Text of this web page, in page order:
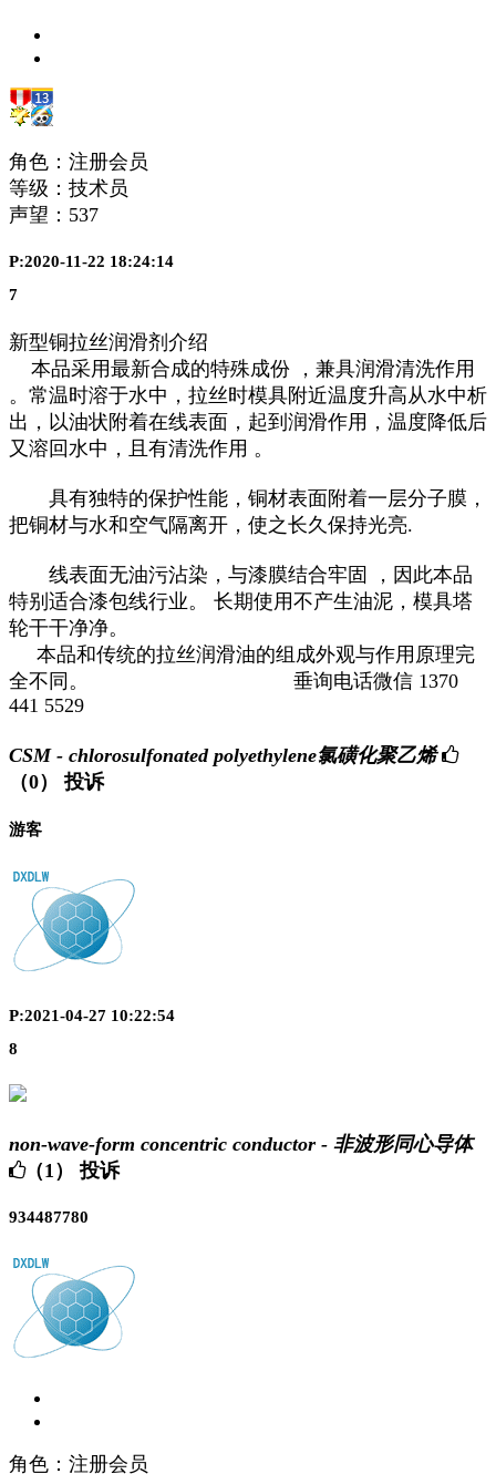
角色：注册会员
等级：技术员
声望： 537
P:2020-11-22 18:24:14
7
新型铜拉丝润滑剂介绍
本品采用最新合成的特殊成份 ，兼具润滑清洗作用
。常温时溶于水中，拉丝时模具附近温度升高从水中析
出，以油状附着在线表面，起到润滑作用，温度降低后
又溶回水中，且有清洗作用 。
具有独特的保护性能，铜材表面附着一层分子膜，
把铜材与水和空气隔离开，使之长久保持光亮.
线表面无油污沾染，与漆膜结合牢固 ，因此本品
特别适合漆包线行业。 长期使用不产生油泥，模具塔
轮干干净净。
本品和传统的拉丝润滑油的组成外观与作用原理完
全不同。 垂询电话微信 1370
441 5529
CSM - chlorosulfonated polyethylene氯磺化聚乙烯
（0）
投诉
游客
P:2021-04-27 10:22:54
8
non-wave-form concentric conductor - 非波形同心导体
（1）
投诉
934487780
角色：注册会员